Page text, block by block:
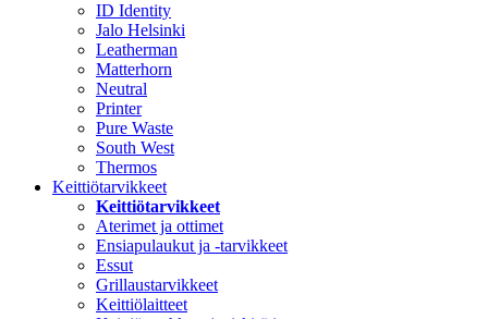
ID Identity
Jalo Helsinki
Leatherman
Matterhorn
Neutral
Printer
Pure Waste
South West
Thermos
Keittiötarvikkeet
Keittiötarvikkeet
Aterimet ja ottimet
Ensiapulaukut ja -tarvikkeet
Essut
Grillaustarvikkeet
Keittiölaitteet